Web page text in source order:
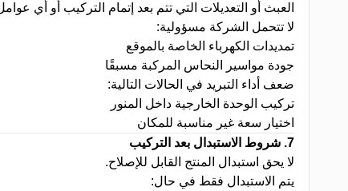
العبث أو التعديلات التي تتم بعد إتمام التركيب أو أي
لا تتحمل الشركة مسؤولية:
تمديدات الكهرباء الخاصة بالموقع
جودة مواسير النحاس المركبة مسبقًا
ضعف أداء التبريد في الحالات التالية:
تركيب الوحدة الخارجية داخل المنور
اختيار سعة غير مناسبة للمكان
7. شروط الاستبدال بعد التركيب
لا يحق استبدال المنتج القابل للإصلاح.
يتم الاستبدال فقط في حال: